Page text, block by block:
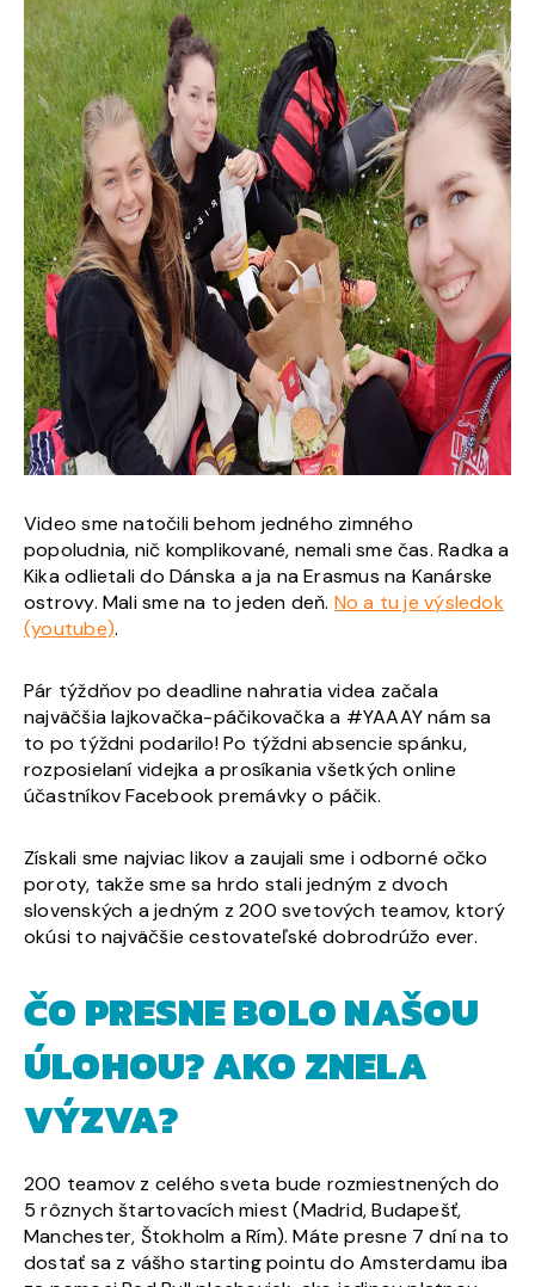
Video sme natočili behom jedného zimného
popoludnia, nič komplikované, nemali sme čas. Radka a
Kika odlietali do Dánska a ja na Erasmus na Kanárske
ostrovy. Mali sme na to jeden deň. No a tu je výsledok
(youtube).
Pár týždňov po deadline nahratia videa začala
najväčšia lajkovačka-páčikovačka a #YAAAY nám sa
to po týždni podarilo! Po týždni absencie spánku,
rozposielaní videjka a prosíkania všetkých online
účastníkov Facebook premávky o páčik.
Získali sme najviac likov a zaujali sme i odborné očko
poroty, takže sme sa hrdo stali jedným z dvoch
slovenských a jedným z 200 svetových teamov, ktorý
okúsi to najväčšie cestovateľské dobrodrúžo ever.
ČO PRESNE BOLO NAŠOU
ÚLOHOU? AKO ZNELA
VÝZVA?
200 teamov z celého sveta bude rozmiestnených do
5 rôznych štartovacích miest (Madrid, Budapešť,
Manchester, Štokholm a Rím). Máte presne 7 dní na to
dostať sa z vášho starting pointu do Amsterdamu iba